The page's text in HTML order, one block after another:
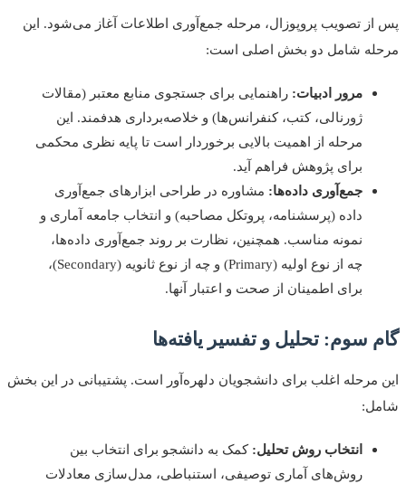
تصویب پروپوزال، مرحله جمع‌آوری اطلاعات آغاز می‌شود. این
شامل دو بخش اصلی است:
مرور ادبیات:راهنمایی برای جستجوی منابع معتبر (مقالات
ژورنالی، کتب، کنفرانس‌ها) و خلاصه‌برداری هدفمند. این
مرحله از اهمیت بالایی برخوردار است تا پایه نظری محکمی
برای پژوهش فراهم آید.
جمع‌آوری داده‌ها:مشاوره در طراحی ابزارهای جمع‌آوری
داده (پرسشنامه، پروتکل مصاحبه) و انتخاب جامعه آماری و
نمونه مناسب. همچنین، نظارت بر روند جمع‌آوری داده‌ها،
چه از نوع اولیه (Primary) و چه از نوع ثانویه (Secondary)،
برای اطمینان از صحت و اعتبار آنها.
سوم: تحلیل و تفسیر یافته‌ها
اغلب برای دانشجویان دلهره‌آور است. پشتیبانی در این بخش
انتخاب روش تحلیل:کمک به دانشجو برای انتخاب بین
روش‌های آماری توصیفی، استنباطی، مدل‌سازی معادلات